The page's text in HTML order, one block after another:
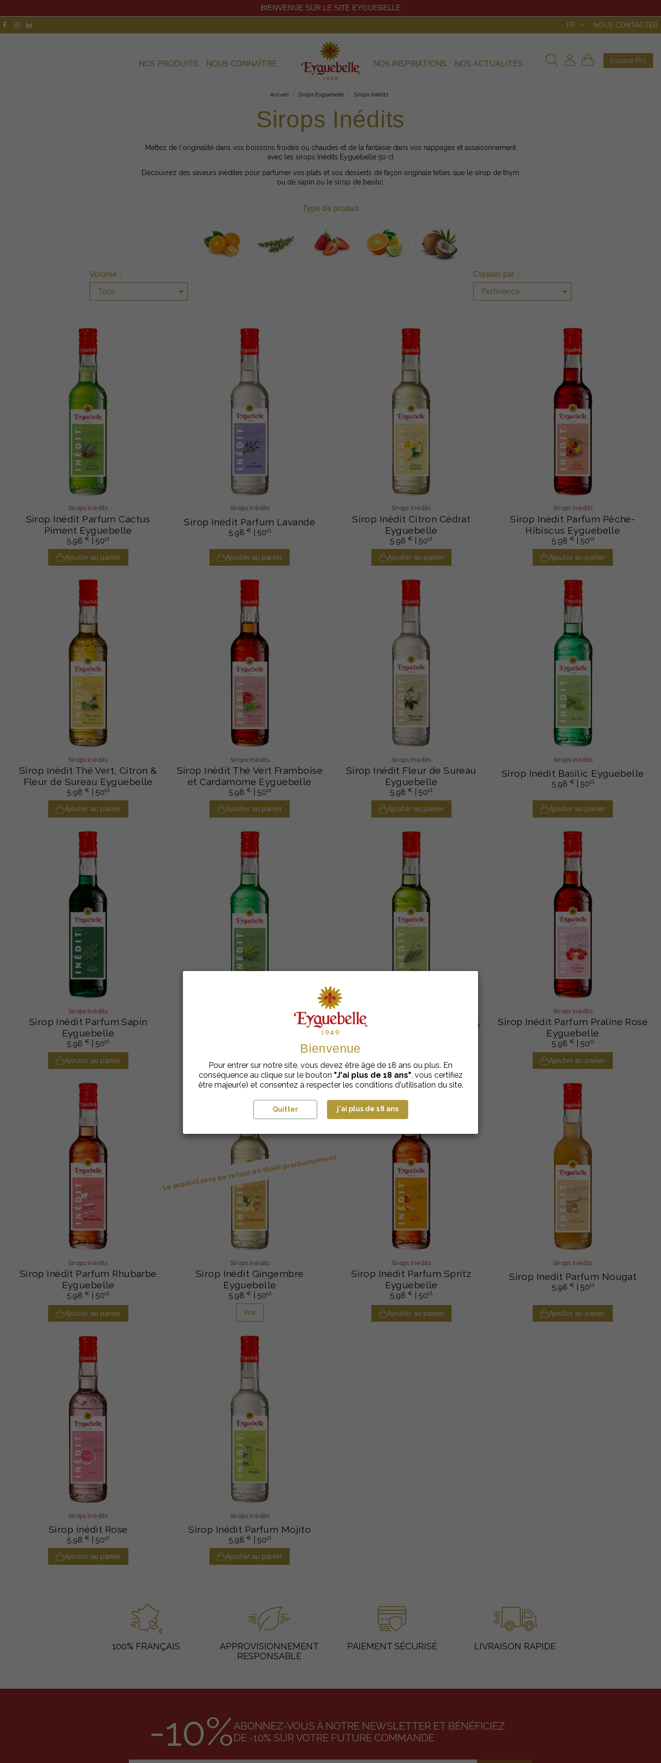
FR NOUS CONTACTER
Espace Pro
NOS PRODUITS NOUS CONNAÎTRE NOS INSPIRATIONS NOS ACTUALITÉS
BIENVENUE SUR LE SITE EYGUEBELLE
Accueil Sirops Eyguebelle Sirops Inédits
Sirops Inédits
Mettez de l'originalité dans vos boissons froides ou chaudes et de la fantaisie dans vos nappages et assaisonnement
avec les sirops Inédits Eyguebelle 50 cl
Découvrez des saveurs inédites pour parfumer vos plats et vos desserts de façon originale telles que le sirop de thym
ou de sapin ou le sirop de basilic.
Type de produit
Volume : Classer par :
Pertinence
Sirops Inédits
Sirop Inédit Parfum Cactus
Piment Eyguebelle
5,98 € | 50cl
Ajouter au panier
Sirops Inédits
Sirop Inédit Parfum Lavande
5,98 € | 50cl
Ajouter au panier
Sirops Inédits
Sirop Inédit Citron Cédrat
Eyguebelle
5,98 € | 50cl
Ajouter au panier
Sirops Inédits
Sirop Inédit Parfum Pêche-
Hibiscus Eyguebelle
5,98 € | 50cl
Ajouter au panier
Sirops Inédits
Sirop Inédit Thé Vert, Citron &
Fleur de Sureau Eyguebelle
5,98 € | 50cl
Ajouter au panier
Sirops Inédits
Sirop Inédit Thé Vert Framboise
et Cardamome Eyguebelle
5,98 € | 50cl
Ajouter au panier
Sirops Inédits
Sirop Inédit Fleur de Sureau
Eyguebelle
5,98 € | 50cl
Ajouter au panier
Sirops Inédits
Sirop Inédit Basilic Eyguebelle
5,98 € | 50cl
Ajouter au panier
Sirops Inédits
Sirop Inédit Parfum Sapin
Eyguebelle
5,98 € | 50cl
Ajouter au panier
Sirop Inédit Parfum Verveine
Ajouter au panier
Sirop Inédit Thym Eyguebelle
Ajouter au panier
Sirops Inédits
Sirop Inédit Parfum Praline Rose
Eyguebelle
5,98 € | 50cl
Ajouter au panier
Sirops Inédits
Sirop Inédit Parfum Rhubarbe
Eyguebelle
5,98 € | 50cl
Ajouter au panier
Le produit sera de retour en stock prochainement
Sirops Inédits
Sirop Inédit Gingembre
Eyguebelle
5,98 € | 50cl
Voir
Sirops Inédits
Sirop Inédit Parfum Spritz
Eyguebelle
5,98 € | 50cl
Ajouter au panier
Sirops Inédits
Sirop Inedit Parfum Nougat
5,98 € | 50cl
Ajouter au panier
Sirops Inédits
Sirop inédit Rose
5,98 € | 50cl
Ajouter au panier
Sirops Inédits
Sirop Inédit Parfum Mojito
5,98 € | 50cl
Ajouter au panier
100% FRANÇAIS
APPROVISIONNEMENT
RESPONSABLE
PAIEMENT SÉCURISÉ LIVRAISON RAPIDE
-10%ABONNEZ-VOUS À NOTRE NEWSLETTER ET BÉNÉFICIEZ
DE -10% SUR VOTRE FUTURE COMMANDE
Bienvenue
Pour entrer sur notre site, vous devez être âgé de 18 ans ou plus. En
conséquence au clique sur le bouton "J'ai plus de 18 ans", vous certifiez
être majeur(e) et consentez à respecter les conditions d'utilisation du site.
Quitter j'ai plus de 18 ans